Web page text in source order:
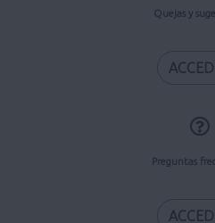
Quejas y
Preguntas